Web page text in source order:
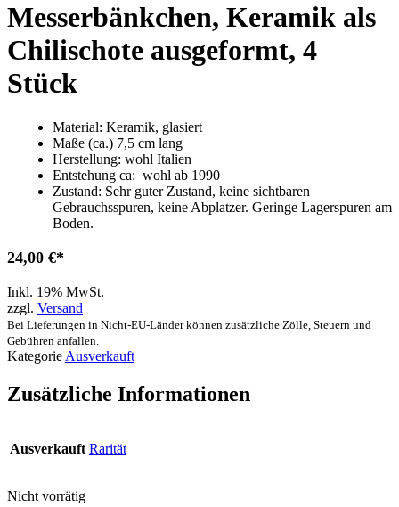
Messerbänkchen, Keramik als
Chilischote ausgeformt, 4
Stück
Material: Keramik, glasiert
Maße (ca.) 7,5 cm lang
Herstellung: wohl Italien
Entstehung ca: wohl ab 1990
Zustand: Sehr guter Zustand, keine sichtbaren
Gebrauchsspuren, keine Abplatzer. Geringe Lagerspuren am
Boden.
24,00 €
Inkl. 19% MwSt.
zzgl. Versand
Bei Lieferungen in Nicht-EU-Länder können zusätzliche Zölle, Steuern und
Gebühren anfallen.
Kategorie Ausverkauft
Zusätzliche Informationen
Ausverkauft Rarität
Nicht vorrätig